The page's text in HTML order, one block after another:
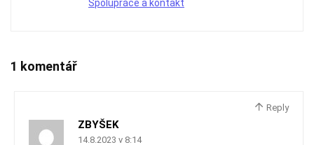
Spolupráce a kontakt
1 komentář
Reply
ZBYŠEK
14.8.2023 v 8:14